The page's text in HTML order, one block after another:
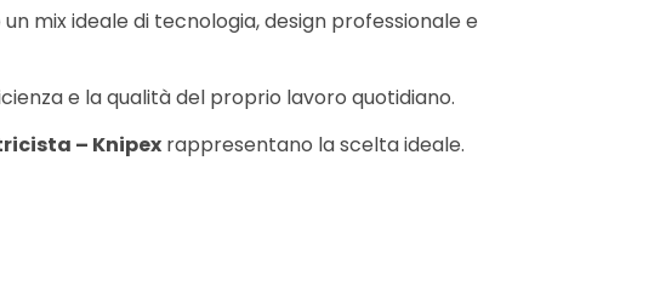
mix ideale di tecnologia, design professionale e
e la qualità del proprio lavoro quotidiano.
– Knipexrappresentano la scelta ideale.